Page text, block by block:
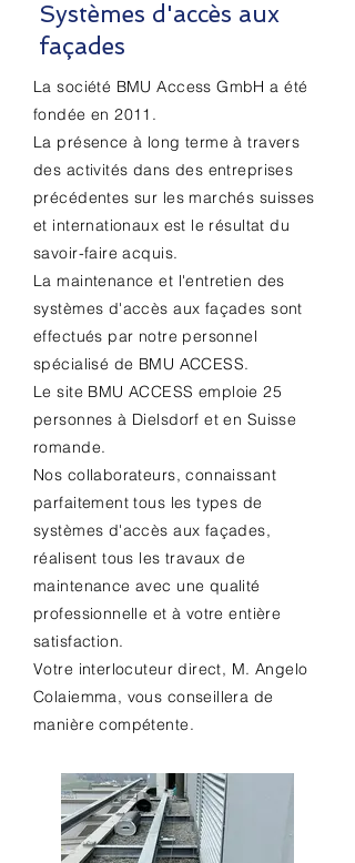
Systèmes d'accès aux
façades
La société BMU Access GmbH a été
fondée en 2011.
La présence à long terme à travers
des activités dans des entreprises
précédentes sur les marchés suisses
et internationaux est le résultat du
savoir-faire acquis.
La maintenance et l'entretien des
systèmes d'accès aux façades sont
effectués par notre personnel
spécialisé de BMU ACCESS.
Le site BMU ACCESS emploie 25
personnes à Dielsdorf et en Suisse
romande.
Nos collaborateurs, connaissant
parfaitement tous les types de
systèmes d'accès aux façades,
réalisent tous les travaux de
maintenance avec une qualité
professionnelle et à votre entière
satisfaction.
Votre interlocuteur direct, M. Angelo
Colaiemma, vous conseillera de
manière compétente.